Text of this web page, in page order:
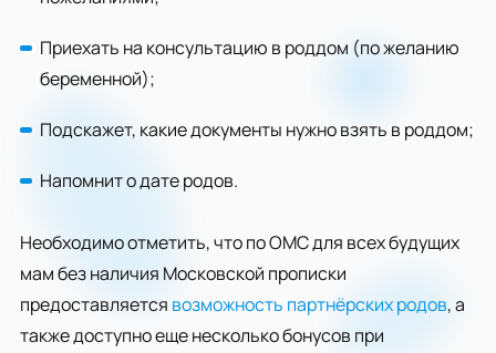
Приехать на консультацию в роддом (по желанию
беременной);
Подскажет, какие документы нужно взять в роддом;
Напомнит о дате родов.
Необходимо отметить, что по ОМС для всех будущих
мам без наличия Московской прописки
предоставляется возможность партнёрских родов, а
также доступно еще несколько бонусов при